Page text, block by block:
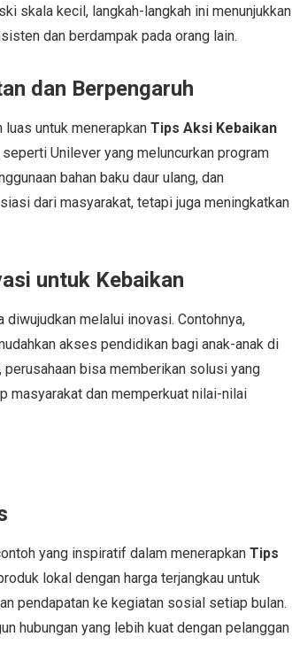
skala kecil, langkah-langkah ini menunjukkan
dan berdampak pada orang lain.
dan Berpengaruh
untuk menerapkan Tips Aksi Kebaikan
Unilever yang meluncurkan program
bahan baku daur ulang, dan
dari masyarakat, tetapi juga meningkatkan
untuk Kebaikan
diwujudkan melalui inovasi. Contohnya,
akses pendidikan bagi anak-anak di
bisa memberikan solusi yang
masyarakat dan memperkuat nilai-nilai
yang inspiratif dalam menerapkan Tips
lokal dengan harga terjangkau untuk
pendapatan ke kegiatan sosial setiap bulan.
hubungan yang lebih kuat dengan pelanggan